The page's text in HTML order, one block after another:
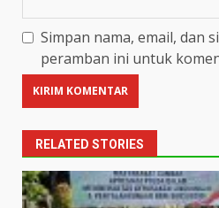
Simpan nama, email, dan
peramban ini untuk
RELATED STORIES